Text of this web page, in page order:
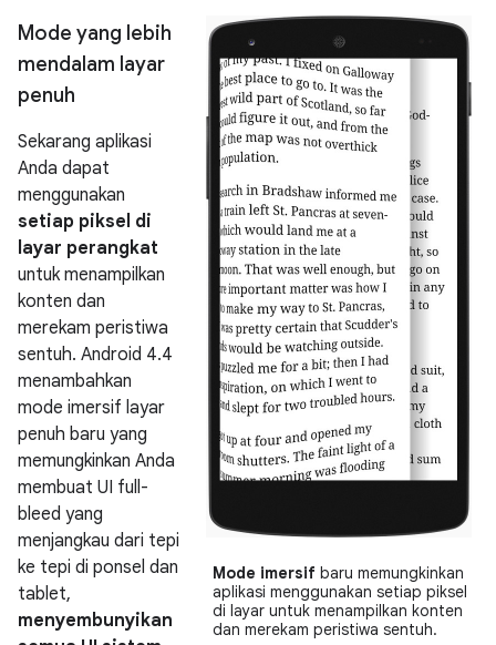
Mode imersif baru memungkinkan
aplikasi menggunakan setiap piksel
di layar untuk menampilkan konten
dan merekam peristiwa sentuh.
Mode yang lebih
mendalam layar
penuh
Sekarang aplikasi
Anda dapat
menggunakan
setiap piksel di
layar perangkat
untuk menampilkan
konten dan
merekam peristiwa
sentuh. Android 4.4
menambahkan
mode imersif layar
penuh baru yang
memungkinkan Anda
membuat UI full-
bleed yang
menjangkau dari tepi
ke tepi di ponsel dan
tablet,
menyembunyikan